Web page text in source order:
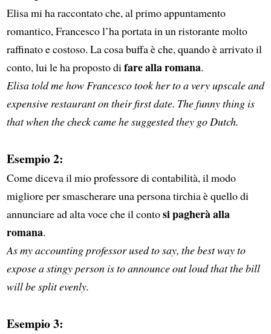
Elisa mi ha raccontato che, al primo appuntamento
romantico, Francesco l’ha portata in un ristorante molto
raffinato e costoso. La cosa buffa è che, quando è arrivato il
conto, lui le ha proposto di fare alla romana.
Elisa told me how Francesco took her to a very upscale and
expensive restaurant on their first date. The funny thing is
that when the check came he suggested they go Dutch.
Esempio 2:
Come diceva il mio professore di contabilità, il modo
migliore per smascherare una persona tirchia è quello di
annunciare ad alta voce che il contosi pagherà alla
romana.
As my accounting professor used to say, the best way to
expose a stingy person is to announce out loud that the bill
will be split evenly.
Esempio 3: